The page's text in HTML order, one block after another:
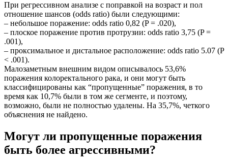
При регрессивном анализе с поправкой на возраст и пол
отношение шансов (odds ratio) были следующими:
– небольшое поражение: odds ratio 0,82 (P = .020),
– плоское поражение против протрузии: odds ratio 3,75 (P =
.001),
– проксимальное и дистальное расположение: odds ratio 5.07 (P
< .001).
Малозаметным внешним видом описывалось 53,6%
поражения колоректального рака, и они могут быть
классифицированы как “пропущенные” поражения, в то
время как 10,7% были в том же сегменте, и поэтому,
возможно, были не полностью удалены. На 35,7%, четкого
объяснения не найдено.
Могут ли пропущенные поражения
быть более агрессивными?